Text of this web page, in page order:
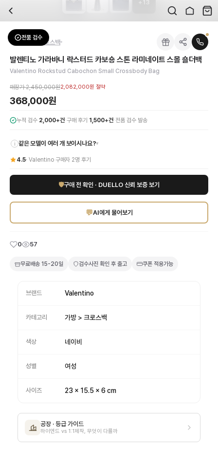
배송은 얼마나 걸리나요?
검수는 어떻게 진행되나요? 검수 사진을 받을 수 있나요?
전문 스태프가 실물 상품을 직접 확인한 후 검수 사진을 제공합니다. 가죽 재질,
교환이나 반품이 가능한가요?
수령 후 7일 이내 신청하시면 상품 하자, 사이즈 불일치, 고객 변심 모두 교환·반
네, 쿠폰과 적립금을 결제 시 함께 사용하실 수 있습니다. 적립금은 1,000원 이상
브랜드:
성별:여성
색상:네이비
가격:368,000원
고급스러움의 상징, 발렌티노 가라바니의 락스터드 카보숑 스톤 라미네이트 스몰
발렌티노 가라바니 락스터드 카보숑 스톤 라미네이트 스몰 숄더백
13
전품 검수
Valentino 크로스백
발렌티노 가라바니 락스터드 카보숑 스톤 라미네이트 스몰 숄더백
Valentino Rockstud Cabochon Small Crossbody Bag
매장가2,450,000원2,082,000원 절약
368,000원
누적 검수 2,000+건·구매 후기 1,500+건· 전품 검수 발송
i 같은 모델이 여러 개 보이시나요?▾
4.5· Valentino 구매자 2명 후기
🛡구매 전 확인 · DUELLO 신뢰 보증 보기
💬AI에게 물어보기
0 57
무료배송 15-20일 검수사진 확인 후 출고 쿠폰 적용가능
브랜드 Valentino
카테고리 가방 > 크로스백
색상 네이비
성별 여성
사이즈 23 x 15.5 x 6 cm
공장 · 등급 가이드
하이엔드 vs 1:1제작, 무엇이 다를까